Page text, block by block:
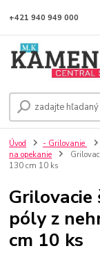
+421 940 949 000
Úvod - Grilovanie
na opekanie
130 cm 10 ks
póly z
cm 10 ks